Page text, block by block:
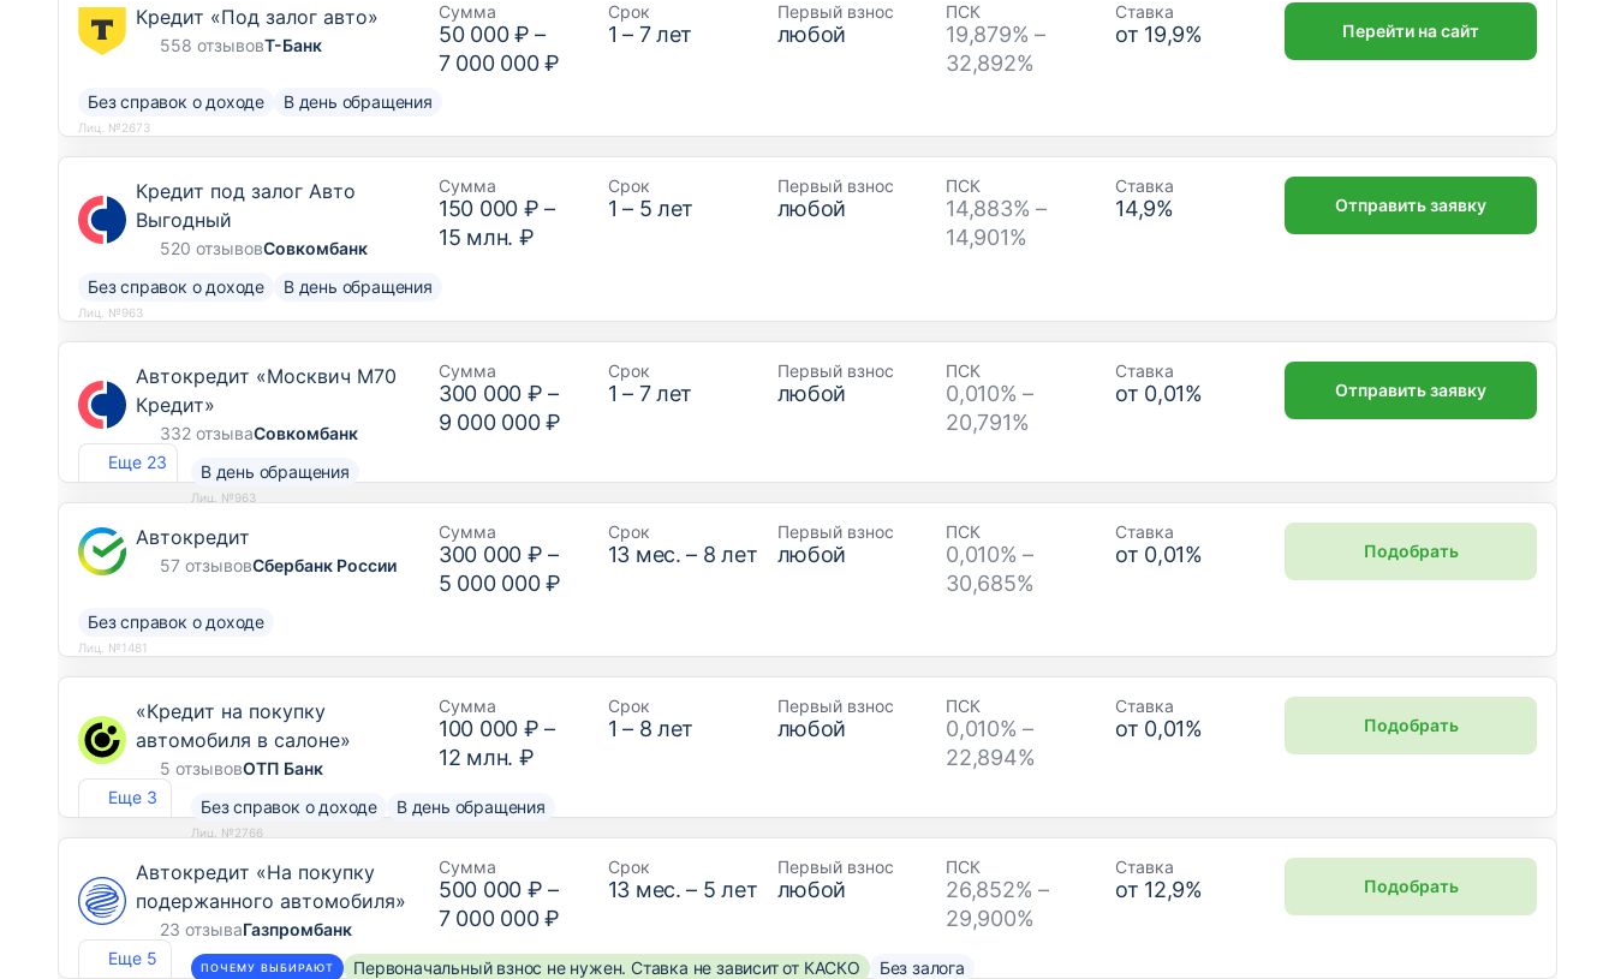
Кредит «Под залог авто»
558 отзывовТ-Банк
Сумма
50 000 ₽ –
7 000 000 ₽
Срок
1 – 7лет
Первый взнос
любой
ПСК
19,879% –
32,892%
Ставка
от 19,9%
Без справок о доходе В день обращения
Перейти на сайт
Лиц. №2673
Кредит под залог Авто
Выгодный
520 отзывовСовкомбанк
Сумма
150 000 ₽ –
15 млн. ₽
Срок
1 – 5 лет
Первый взнос
любой
ПСК
14,883% –
14,901%
Ставка
14,9%
Без справок о доходе В день обращения
Отправить заявку
Лиц. №963
Еще 23
Автокредит «Москвич М70
Кредит»
332 отзываСовкомбанк
Сумма
300 000 ₽ –
9 000 000 ₽
Срок
1 – 7лет
Первый взнос
любой
ПСК
0,010% –
20,791%
Ставка
от 0,01%
В день обращения
Отправить заявку
Лиц. №963
Автокредит
57 отзывовСбербанк России
Сумма
300 000 ₽ –
5 000 000 ₽
Срок
13 мес. – 8 лет
Первый взнос
любой
ПСК
0,010% –
30,685%
Ставка
от 0,01%
Без справок о доходе
Подобрать
Лиц. №1481
Еще 3
«Кредит на покупку
автомобиля в салоне»
5 отзывовОТП Банк
Сумма
100 000 ₽ –
12 млн. ₽
Срок
1 – 8 лет
Первый взнос
любой
ПСК
0,010% –
22,894%
Ставка
от 0,01%
Без справок о доходе В день обращения
Подобрать
Лиц. №2766
Еще 5
Автокредит «На покупку
подержанного автомобиля»
23 отзываГазпромбанк
Сумма
500 000 ₽ –
7 000 000 ₽
Срок
13 мес. – 5 лет
Первый взнос
любой
ПСК
26,852% –
29,900%
Ставка
от 12,9%
ПОЧЕМУ ВЫБИРАЮТ Первоначальный взнос не нужен. Ставка не зависит от КАСКО Без залога
Подобрать